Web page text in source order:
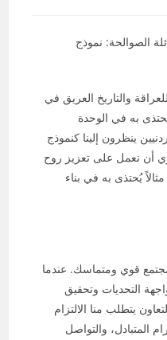
الصوالحة: نموذج
والتاريخ العريق في
يحتذى به في الوحدة
ينظرون إلينا كنموذج
أن نعمل على تعزيز روح
يُحتذى به في بناء
مجتمع قوي ومتماسك. عندما
التحديات وتحقيق
يتطلب منا الالتزام
المتبادل، والتواصل